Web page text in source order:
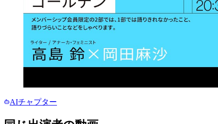
AIチャプター